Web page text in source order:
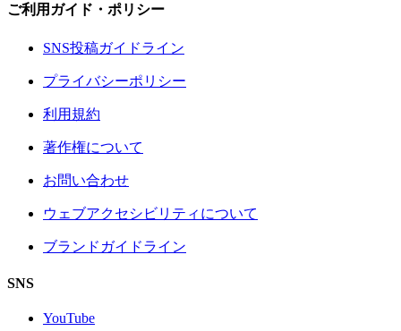
ご利用ガイド・ポリシー
SNS投稿ガイドライン
プライバシーポリシー
利用規約
著作権について
お問い合わせ
ウェブアクセシビリティについて
ブランドガイドライン
SNS
YouTube